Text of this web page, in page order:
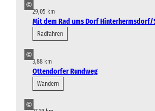
©
29,05 km
Mit dem Rad ums Dorf
Radfahren
©
3,88 km
Ottendorfer Rundweg
Wandern
©